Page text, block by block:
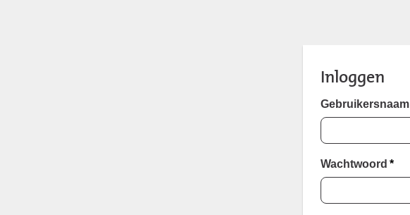
Inloggen
Gebruikersnaam
Wachtwoord *